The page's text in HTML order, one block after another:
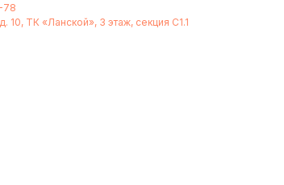
78
10, ТК «Ланской», 3 этаж, секция С1.1